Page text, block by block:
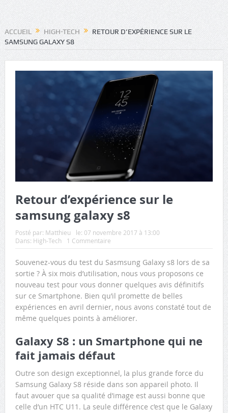
ACCUEIL HIGH-TECH
RETOUR D’EXPÉRIENCE SUR LE
SAMSUNG GALAXY S8
Retour d’expérience sur le
samsung galaxy s8
Posté par: Matthieu le: 07 novembre 2017 à 13:00
Dans: High-Tech 1 Commentaire
Souvenez-vous du test du Sasmsung Galaxy s8 lors de sa
sortie ? À six mois d’utilisation, nous vous proposons ce
nouveau test pour vous donner quelques avis définitifs
sur ce Smartphone. Bien qu’il promette de belles
expériences en avril dernier, nous avons constaté tout de
même quelques points à améliorer.
Galaxy S8 : un Smartphone qui ne
fait jamais défaut
Outre son design exceptionnel, la plus grande force du
Samsung Galaxy S8 réside dans son appareil photo. Il
faut avouer que sa qualité d’image est aussi bonne que
celle d’un HTC U11. La seule différence c’est que le Galaxy